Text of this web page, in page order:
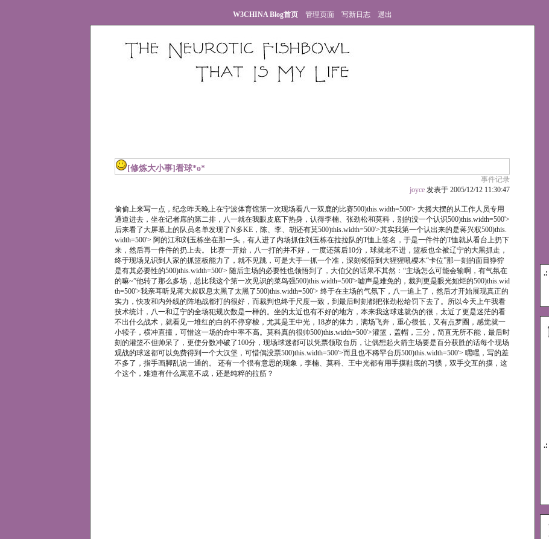
W3CHINA Blog首页 管理页面 写新日志 退出
[修炼大小事] 看球*o*
事件记录
joyce 发表于 2005/12/12 11:30:47
偷偷上来写一点，纪念昨天晚上在宁波体育馆第一次现场看八一双鹿的比赛500)this.width=500'> 大摇大摆的从工作人员专用
通道进去，坐在记者席的第二排，八一就在我眼皮底下热身，认得李楠、张劲松和莫科，别的没一个认识500)this.width=500'>
后来看了大屏幕上的队员名单发现了N多KE，陈、李、胡还有莫500)this.width=500'>其实我第一个认出来的是蒋兴权500)this.
width=500'> 阿的江和刘玉栋坐在那一头，有人进了内场抓住刘玉栋在拉拉队的T恤上签名，于是一件件的T恤就从看台上扔下
来，然后再一件件的扔上去。 比赛一开始，八一打的并不好，一度还落后10分，球就老不进，篮板也全被辽宁的大黑抓走，
终于现场见识到人家的抓篮板能力了，就不见跳，可是大手一抓一个准，深刻领悟到大猩猩吼樱木“卡位”那一刻的面目狰狞
是有其必要性的500)this.width=500'> 随后主场的必要性也领悟到了，大伯父的话果不其然：“主场怎么可能会输啊，有气氛在
的嘛~”他转了那么多场，总比我这个第一次见识的菜鸟强500)this.width=500'>嘘声是难免的，裁判更是眼光如炬的500)this.wid
th=500'>我亲耳听见蒋大叔叹息太黑了太黑了500)this.width=500'> 终于在主场的气氛下，八一追上了，然后才开始展现真正的
实力，快攻和内外线的阵地战都打的很好，而裁判也终于尺度一致，到最后时刻都把张劲松给罚下去了。所以今天上午我看
技术统计，八一和辽宁的全场犯规次数是一样的。坐的太近也有不好的地方，本来我这球迷就伪的很，太近了更是迷茫的看
不出什么战术，就看见一堆红的白的不停穿梭，尤其是王中光，18岁的体力，满场飞奔，重心很低，又有点罗圈，感觉就一
小犊子，横冲直撞，可惜这一场的命中率不高。莫科真的很帅500)this.width=500'>灌篮，盖帽，三分，简直无所不能，最后时
刻的灌篮不但帅呆了，更使分数冲破了100分，现场球迷都可以凭票领取台历，让偶想起火箭主场要是百分获胜的话每个现场
观战的球迷都可以免费得到一个大汉堡，可惜偶没票500)this.width=500'>而且也不稀罕台历500)this.width=500'> 嘿嘿，写的差
不多了，指手画脚乱说一通的。 还有一个很有意思的现象，李楠、莫科、王中光都有用手摸鞋底的习惯，双手交互的摸，这
个这个，难道有什么寓意不成，还是纯粹的拉筋？
.:
.: